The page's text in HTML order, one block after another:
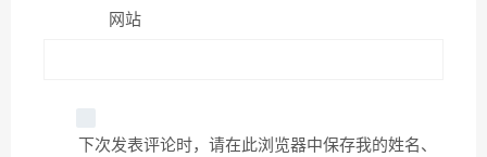
网站
下次发表评论时，请在此浏览器中保存我的姓名、